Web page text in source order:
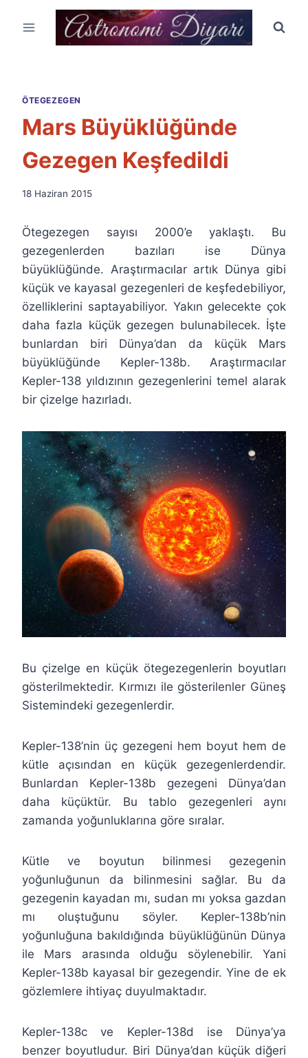
ÖTEGEZEGEN
Mars Büyüklüğünde
Gezegen Keşfedildi
By
Özyar
18 Haziran 2015
Ötegezegen sayısı 2000’e yaklaştı. Bu
gezegenlerden bazıları ise Dünya
büyüklüğünde. Araştırmacılar artık Dünya gibi
küçük ve kayasal gezegenleri de keşfedebiliyor,
özelliklerini saptayabiliyor. Yakın gelecekte çok
daha fazla küçük gezegen bulunabilecek. İşte
bunlardan biri Dünya’dan da küçük Mars
büyüklüğünde Kepler-138b. Araştırmacılar
Kepler-138 yıldızının gezegenlerini temel alarak
bir çizelge hazırladı.
Bu çizelge en küçük ötegezegenlerin boyutları
gösterilmektedir. Kırmızı ile gösterilenler Güneş
Sistemindeki gezegenlerdir.
Kepler-138’nin üç gezegeni hem boyut hem de
kütle açısından en küçük gezegenlerdendir.
Bunlardan Kepler-138b gezegeni Dünya’dan
daha küçüktür. Bu tablo gezegenleri aynı
zamanda yoğunluklarına göre sıralar.
Kütle ve boyutun bilinmesi gezegenin
yoğunluğunun da bilinmesini sağlar. Bu da
gezegenin kayadan mı, sudan mı yoksa gazdan
mı oluştuğunu söyler. Kepler-138b’nin
yoğunluğuna bakıldığında büyüklüğünün Dünya
ile Mars arasında olduğu söylenebilir. Yani
Kepler-138b kayasal bir gezegendir. Yine de ek
gözlemlere ihtiyaç duyulmaktadır.
Kepler-138c ve Kepler-138d ise Dünya’ya
benzer boyutludur. Biri Dünya’dan küçük diğeri